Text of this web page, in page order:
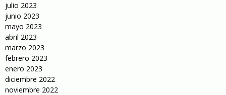
julio 2023
junio 2023
mayo 2023
abril 2023
marzo 2023
febrero 2023
enero 2023
diciembre 2022
noviembre 2022